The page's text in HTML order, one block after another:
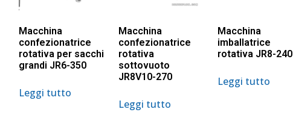
Macchina
confezionatrice
rotativa per sacchi
grandi JR6-350
Leggi tutto
Macchina
confezionatrice
rotativa
sottovuoto
JR8V10-270
Leggi tutto
Macchina
imballatrice
rotativa JR8-240
Leggi tutto